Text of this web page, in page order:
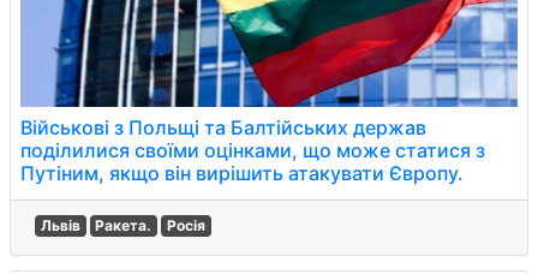
Військові з Польщі та Балтійських держав
поділилися своїми оцінками, що може статися з
Путіним, якщо він вирішить атакувати Європу.
Львів Ракета. Росія